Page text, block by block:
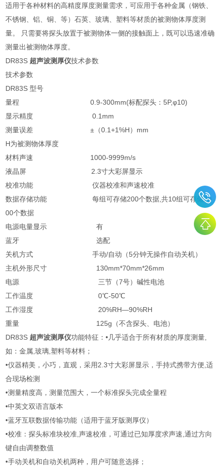
适用于各种材料的高精度厚度测量需求，可应用于各种金属（钢铁、
不锈钢、铝、铜、等）石英、玻璃、塑料等材质的被测物体厚度测
量。 只需要将探头放置于被测物体一侧的接触面上，既可以迅速准确
测量出被测物体厚度。
DR83S 超声波测厚仪技术参数
技术参数
DR83S 型号
量程0.9-300mm(标配探头：5P,φ10)
显示精度0.1mm
测量误差±（0.1+1%H）mm
H为被测物体厚度
材料声速 1000-9999m/s
液晶屏 2.3寸大彩屏显示
校准功能仪器校准和声速校准
数据存储功能每组可存储200个数据,共10组可存储20
00个数据
电源电量显示有
蓝牙选配
关机方式手动/自动（5分钟无操作自动关机）
主机外形尺寸 130mm*70mm*26mm
电源 三节（7号）碱性电池
工作温度0℃-50℃
工作湿度 20%RH—90%RH
重量 125g（不含探头、电池）
DR83S 超声波测厚仪功能特征：•几乎适合于所有材质的厚度测量,
如：金属,玻璃,塑料等材料；
•仪器精美，小巧，直观，采用2.3寸大彩屏显示，手持式携带方便,适
合现场检测
•测量精度高，测量范围大，一个标准探头完成全量程
•中英文双语言版本
•蓝牙互联数据传输功能（适用于蓝牙版测厚仪）
•校准：探头标准块校准,声速校准，可通过已知厚度求声速,通过方向
键自由调整数值
•手动关机和自动关机两种，用户可随意选择；